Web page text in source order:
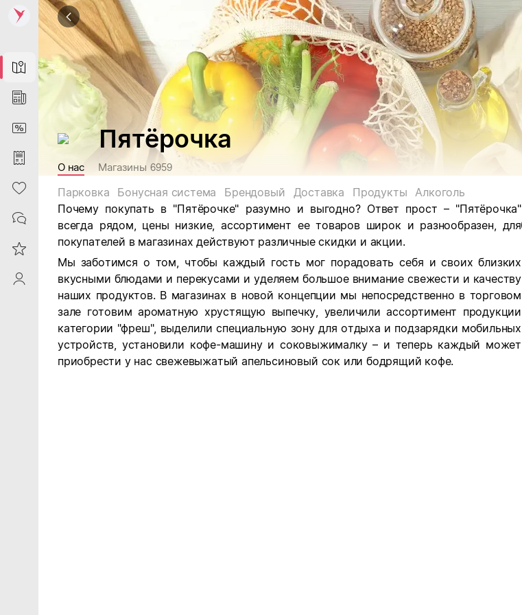
Map
News
DiscountCard
Purchases
Heart
Contacts
Reviews
ProfileSaby
Пятёрочка
О нас Магазины 6959
Парковка Бонусная система Брендовый Доставка Продукты
Алкоголь
Почему покупать в "Пятёрочке" разумно и выгодно? Ответ прост – "Пятёрочка"
всегда рядом, цены низкие, ассортимент ее товаров широк и разнообразен, для
покупателей в магазинах действуют различные скидки и акции.
Мы заботимся о том, чтобы каждый гость мог порадовать себя и своих близких
вкусными блюдами и перекусами и уделяем большое внимание свежести и качеству
наших продуктов. В магазинах в новой концепции мы непосредственно в торговом
зале готовим ароматную хрустящую выпечку, увеличили ассортимент продукции
категории "фреш", выделили специальную зону для отдыха и подзарядки мобильных
устройств, установили кофе-машину и соковыжималку – и теперь каждый может
приобрести у нас свежевыжатый апельсиновый сок или бодрящий кофе.